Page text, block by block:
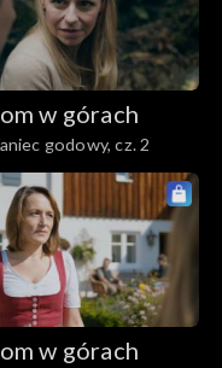
w górach
godowy, cz. 2
w górach